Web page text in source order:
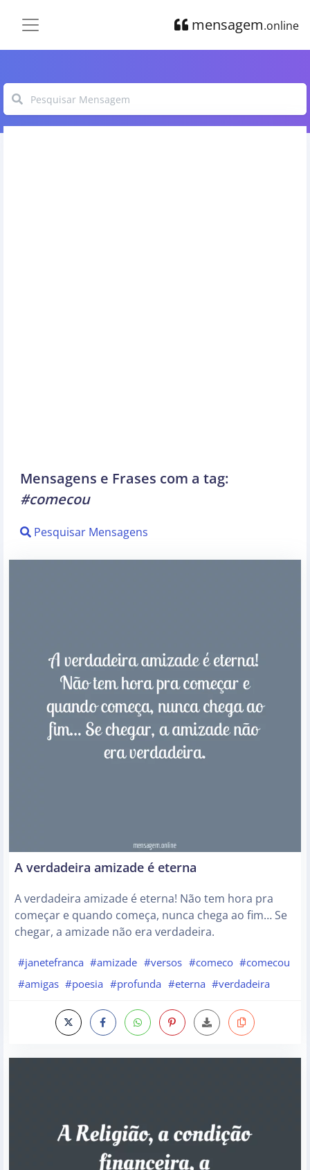
mensagem.online
Mensagens e Frases com a tag:
#comecou
Pesquisar Mensagens
A verdadeira amizade é eterna
A verdadeira amizade é eterna! Não tem hora pra
começar e quando começa, nunca chega ao fim… Se
chegar, a amizade não era verdadeira.
#janetefranca #amizade #versos #comeco #comecou
#amigas #poesia #profunda #eterna #verdadeira